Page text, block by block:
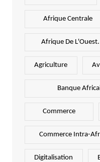
Afrique Centrale
Afrique De L'Ouest.
Agriculture
Banque
Commerce
Commerce Intra-
Digitalisation